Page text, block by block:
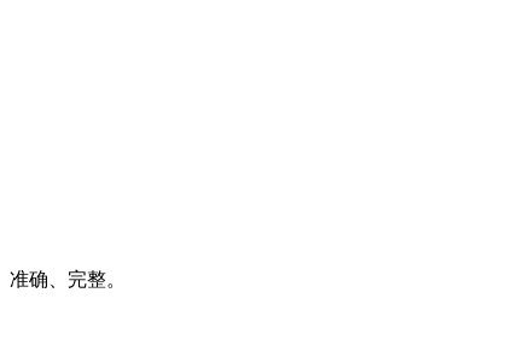
确、完整。